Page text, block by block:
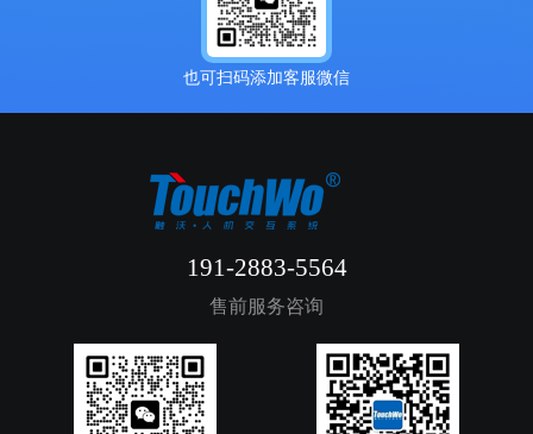
也可扫码添加客服微信
191-2883-5564
售前服务咨询